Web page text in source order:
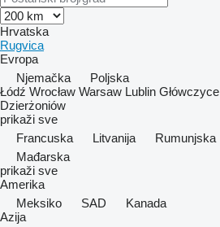
Hrvatska
Rugvica
Evropa
Njemačka
Poljska
Łódź Wrocław Warsaw Lublin Główczyce
Dzierżoniów
prikaži sve
Francuska
Litvanija Rumunjska
Mađarska
prikaži sve
Amerika
Meksiko
SAD
Kanada
Azija